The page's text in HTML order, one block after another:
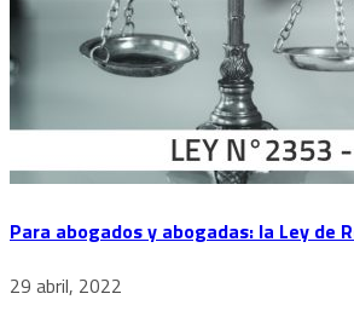
Para abogados y abogadas: la Ley de
29 abril, 2022